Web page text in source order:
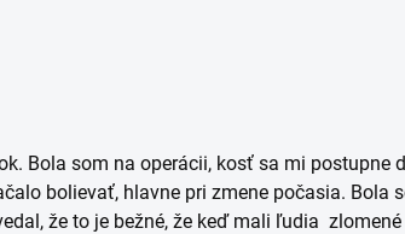
Bola som na operácii, kosť sa mi postupne
bolievať, hlavne pri zmene počasia. Bola
že to je bežné, že keď mali ľudia